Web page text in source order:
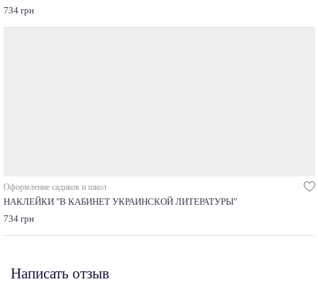
734 грн
Оформление садиков и школ
НАКЛЕЙКИ "В КАБИНЕТ УКРАИНСКОЙ ЛИТЕРАТУРЫ"
734 грн
Написать отзыв